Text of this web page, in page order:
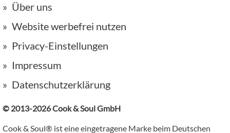
Über uns
Website werbefrei nutzen
Privacy-Einstellungen
Impressum
Datenschutzerklärung
© 2013-2026 Cook & Soul GmbH
Cook & Soul® ist eine eingetragene Marke beim Deutschen